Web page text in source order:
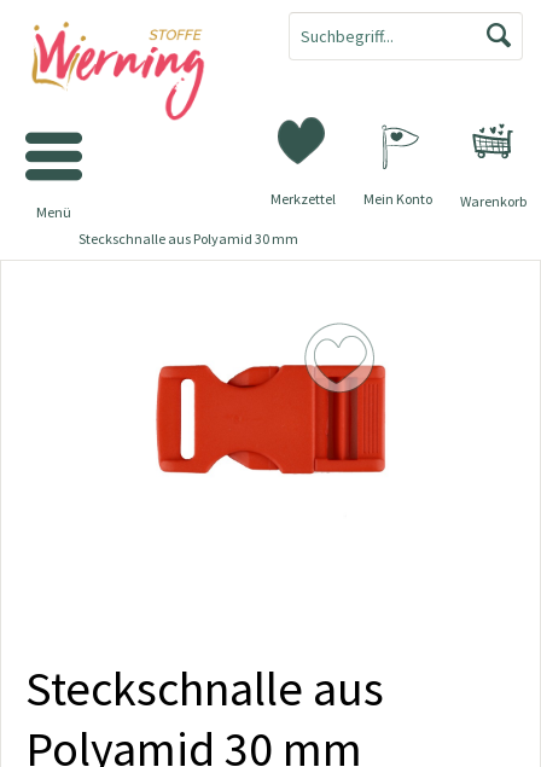
Warenkorb
Merkzettel Mein Konto
Menü
Steckschnalle aus Polyamid 30 mm
Steckschnalle aus
Polyamid 30 mm